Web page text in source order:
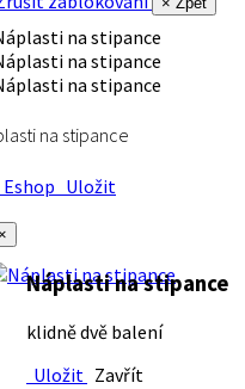
na stipance
Uložit
Náplasti na stipance
klidně dvě balení
Uložit Zavřít